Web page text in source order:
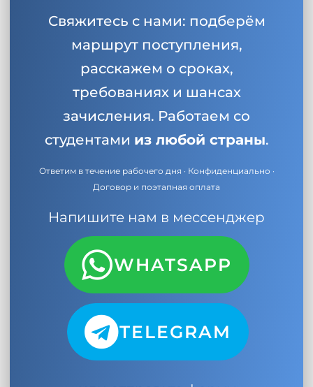
Свяжитесь с нами: подберём
маршрут поступления,
расскажем о сроках,
требованиях и шансах
зачисления. Работаем со
студентами из любой страны.
Ответим в течение рабочего дня · Конфиденциально ·
Договор и поэтапная оплата
Напишите нам в мессенджер
WHATSAPP
TELEGRAM